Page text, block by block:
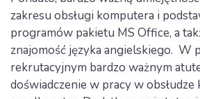
zakresu obsługi komputera i
programów pakietu MS Office, a
znajomość języka angielskiego. W
rekrutacyjnym bardzo ważnym
doświadczenie w pracy w obsłudze